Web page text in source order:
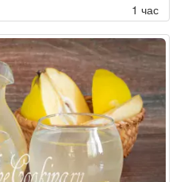
1 час